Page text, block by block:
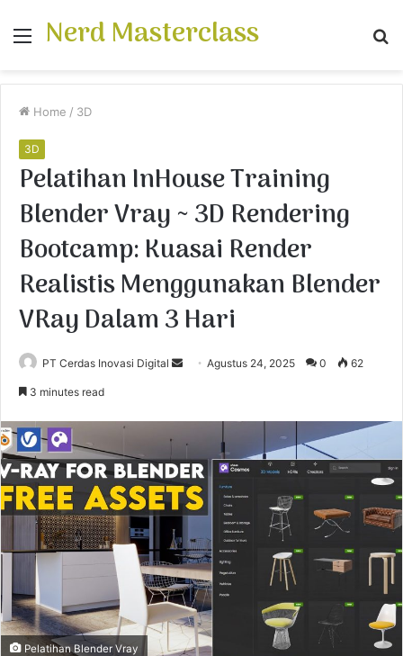
Menu
Nerd Masterclass
Home / 3D
3D
Pelatihan InHouse Training
Blender Vray ~ 3D Rendering
Bootcamp: Kuasai Render
Realistis Menggunakan Blender
VRay Dalam 3 Hari
PT Cerdas Inovasi Digital
a
n
e
m
i
l
Agustus 24, 2025 0 62
3 minutes read
Pelatihan Blender Vray